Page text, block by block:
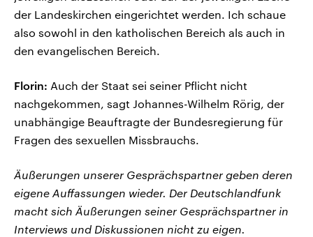
der Landeskirchen eingerichtet werden. Ich schaue
also sowohl in den katholischen Bereich als auch in
den evangelischen Bereich.
Florin: Auch der Staat sei seiner Pflicht nicht
nachgekommen, sagt Johannes-Wilhelm Rörig, der
unabhängige Beauftragte der Bundesregierung für
Fragen des sexuellen Missbrauchs.
Äußerungen unserer Gesprächspartner geben deren
eigene Auffassungen wieder. Der Deutschlandfunk
macht sich Äußerungen seiner Gesprächspartner in
Interviews und Diskussionen nicht zu eigen.